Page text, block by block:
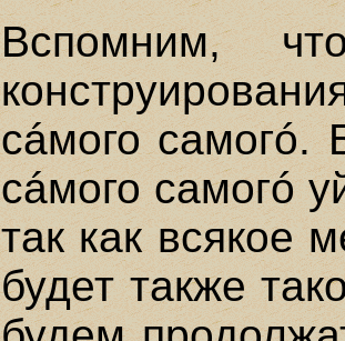
Вспомним,
сáмого самогó.
сáмого самогó
так как всякое
будет также